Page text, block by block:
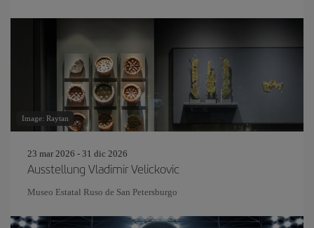
Image: Raytan
23 mar 2026 - 31 dic 2026
Ausstellung Vladimir Velickovic
Museo Estatal Ruso de San Petersburgo